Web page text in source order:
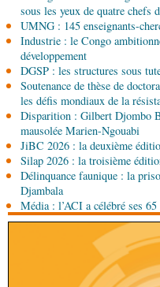
les Nations unies
07-08-2026 11:03
SportFootball, le
des Congolais de la
(matches aller du 3e
07-08-2026 10:15
Afrique-Monde
numérique inventent
Sport Nzango:
bureau exécutif
sous les yeux de quatre chefs
UMNG : 145 enseignants-
Industrie : le Congo
développement
DGSP : les structures sous
Soutenance de thèse de
les défis mondiaux de la
Disparition : Gilbert Djombo
mausolée Marien-Ngouabi
JiBC 2026 : la deuxième
Silap 2026 : la troisième
Délinquance faunique : la
Djambala
Média : l’ACI a célébré ses